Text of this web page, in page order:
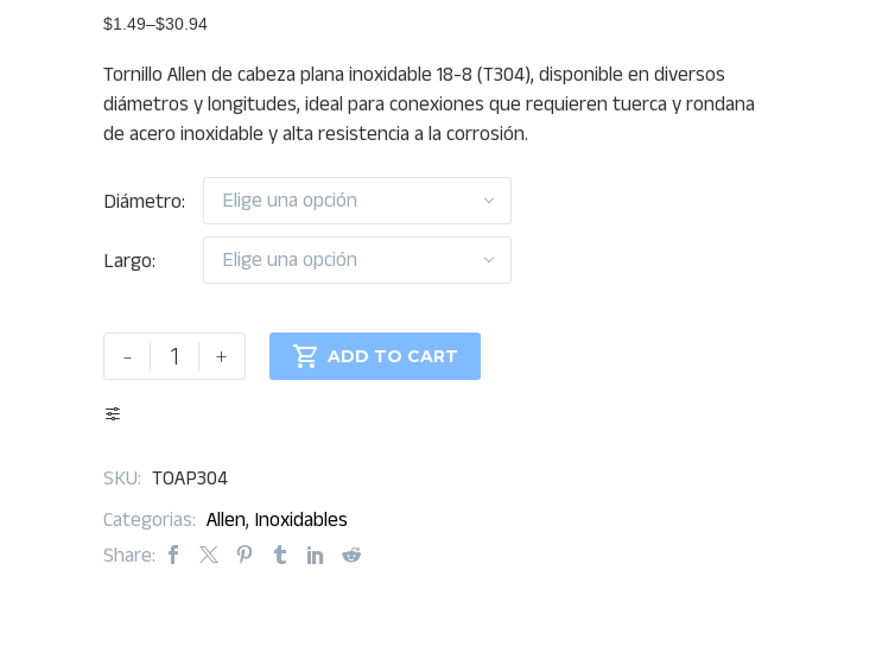
$1.49–$30.94
Tornillo Allen de cabeza plana inoxidable 18-8 (T304), disponible en diversos
diámetros y longitudes, ideal para conexiones que requieren tuerca y rondana
de acero inoxidable y alta resistencia a la corrosión.
Diámetro Elige una opción
Largo Elige una opción
-
Tornillo
Allen
Cabeza
NC
cantidad
+  ADD TO CART
SKU: TOAP304
Categorias: Allen Inoxidables
Share: